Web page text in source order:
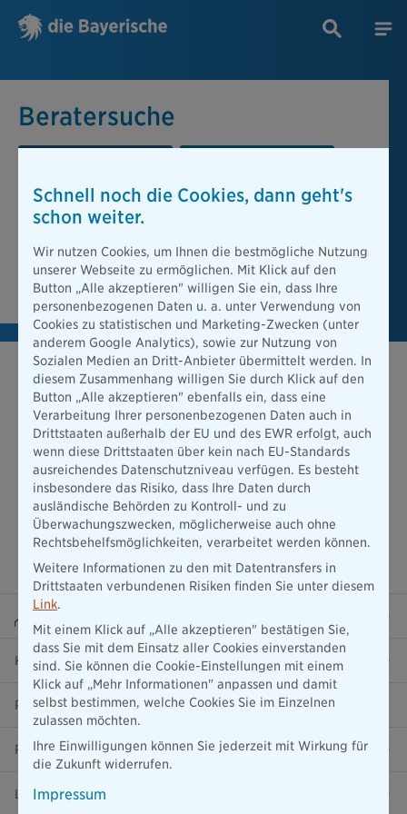
Beratersuche
Beratersuche
PLZ oder Ort
Berater finden
Karriere
Presse
Ratgeber
Lob & Kritik
Schnell noch die Cookies, dann geht's
schon weiter.
Wir nutzen Cookies, um Ihnen die bestmögliche Nutzung
unserer Webseite zu ermöglichen. Mit Klick auf den
Button „Alle akzeptieren" willigen Sie ein, dass Ihre
personenbezogenen Daten u. a. unter Verwendung von
Cookies zu statistischen und Marketing-Zwecken (unter
anderem Google Analytics), sowie zur Nutzung von
Sozialen Medien an Dritt-Anbieter übermittelt werden. In
diesem Zusammenhang willigen Sie durch Klick auf den
Button „Alle akzeptieren" ebenfalls ein, dass eine
Verarbeitung Ihrer personenbezogenen Daten auch in
Drittstaaten außerhalb der EU und des EWR erfolgt, auch
wenn diese Drittstaaten über kein nach EU-Standards
ausreichendes Datenschutzniveau verfügen. Es besteht
insbesondere das Risiko, dass Ihre Daten durch
ausländische Behörden zu Kontroll- und zu
Überwachungszwecken, möglicherweise auch ohne
Rechtsbehelfsmöglichkeiten, verarbeitet werden können.
Weitere Informationen zu den mit Datentransfers in
Drittstaaten verbundenen Risiken finden Sie unter diesem
Link.
Mit einem Klick auf „Alle akzeptieren" bestätigen Sie,
dass Sie mit dem Einsatz aller Cookies einverstanden
sind. Sie können die Cookie-Einstellungen mit einem
Klick auf „Mehr Informationen" anpassen und damit
selbst bestimmen, welche Cookies Sie im Einzelnen
zulassen möchten.
Ihre Einwilligungen können Sie jederzeit mit Wirkung für
die Zukunft widerrufen.
Impressum